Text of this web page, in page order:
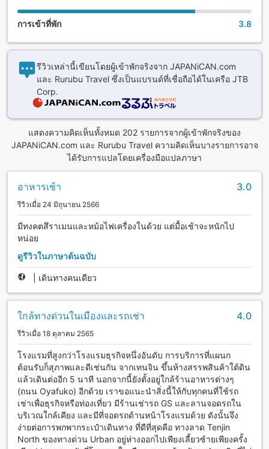
การเข้าที่พัก 3.8
รีวิวเหล่านี้เขียนโดยผู้เข้าพักจริงจาก JAPANiCAN.com
และ Rurubu Travel ซึ่งเป็นแบรนด์ที่เชื่อถือได้ในเครือ JTB
Corp.
แสดงความคิดเห็นทั้งหมด 202 รายการจากผู้เข้าพักจริงของ
JAPANiCAN.com และ Rurubu Travel ความคิดเห็นบางรายการอาจ
ได้รับการแปลโดยเครื่องมือแปลภาษา
อาหารเช้า 3.0
รีวิวเมื่อ 24 มิถุนายน 2566
มีทงคตสึราเมนและหม้อไฟเครื่องในด้วย แต่มื้อเช้าจะหนักไป
หน่อย
ดูรีวิวในภาษาต้นฉบับ
เดินทางคนเดียว
ใกล้ทางด่วนในเมืองและรถเช่า 4.0
รีวิวเมื่อ 18 ตุลาคม 2565
โรงแรมที่สูงกว่าโรงแรมธุรกิจหนึ่งอันดับ การบริการที่แผนก
ต้อนรับก็สุภาพและดีเช่นกัน จากเทนจิน ขึ้นห้างสรรพสินค้าใต้ดิน
แล้วเดินต่ออีก 5 นาที นอกจากนี้ยังตั้งอยู่ใกล้ร้านอาหารต่างๆ
(ถนน Oyafuko) อีกด้วย เราขอแนะนำสิ่งนี้ให้กับทุกคนที่ใช้รถ
เช่าเพื่อธุรกิจหรือท่องเที่ยว มีร้านเช่ารถ GS และลานจอดรถใน
บริเวณใกล้เคียง และมีที่จอดรถด้านหน้าโรงแรมด้วย ดังนั้นจึง
ง่ายต่อการพกพากระเป๋าเดินทาง ที่ดีที่สุดคือ ทางลาด Tenjin
North ของทางด่วน Urban อยู่ห่างออกไปเพียงเลี้ยวซ้ายเพียงครั้ง